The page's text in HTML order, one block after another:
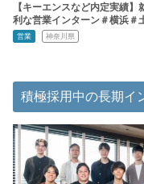
【キーエンスなど内定実績】
利な営業インターン＃横浜＃
営業 神奈川県
積極採用中の長期イ